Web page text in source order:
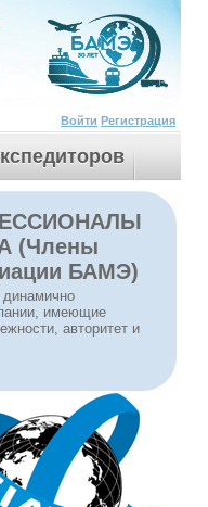
Войти Регистрация
(Члены
БАМЭ)
имеющие
авторитет и